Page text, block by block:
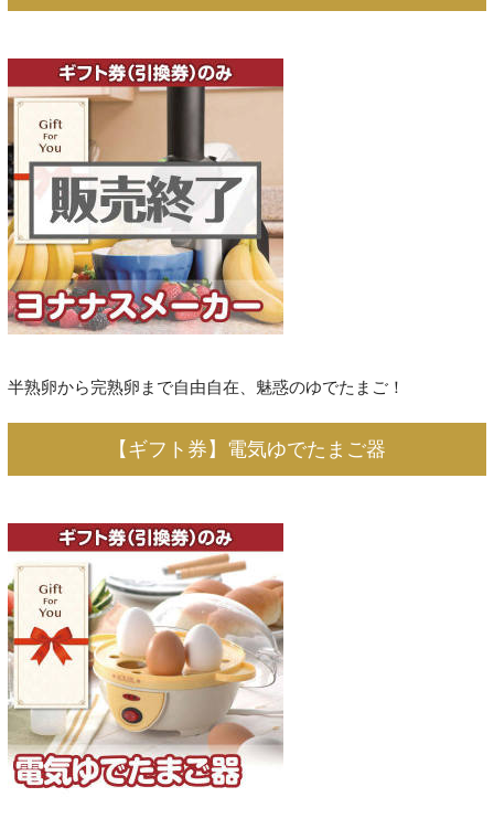
半熟卵から完熟卵まで自由自在、魅惑のゆでたまご！
【ギフト券】電気ゆでたまご器